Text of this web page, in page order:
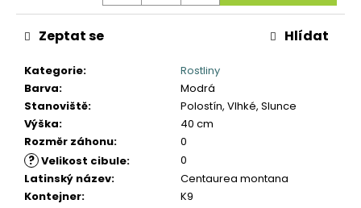
Kategorie:
Rostliny
Barva:
Modrá
Stanoviště:
Polostín, Vlhké, Slunce
Výška:
40 cm
Rozměr záhonu: 0
? Velikost cibule:
0
Latinský název:
Centaurea montana
Kontejner: K9
Zeptat se Hlídat
m
e